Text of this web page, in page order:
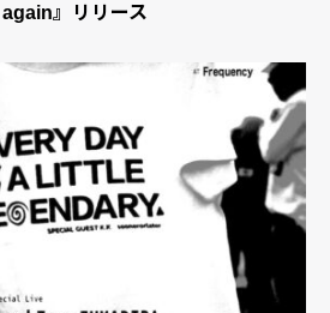
』リリース